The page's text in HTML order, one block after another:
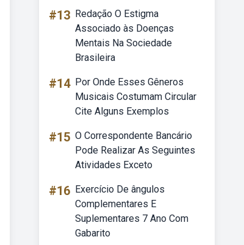
#13 Redação O Estigma
Associado às Doenças
Mentais Na Sociedade
Brasileira
#14 Por Onde Esses Gêneros
Musicais Costumam Circular
Cite Alguns Exemplos
#15 O Correspondente Bancário
Pode Realizar As Seguintes
Atividades Exceto
#16 Exercício De ângulos
Complementares E
Suplementares 7 Ano Com
Gabarito